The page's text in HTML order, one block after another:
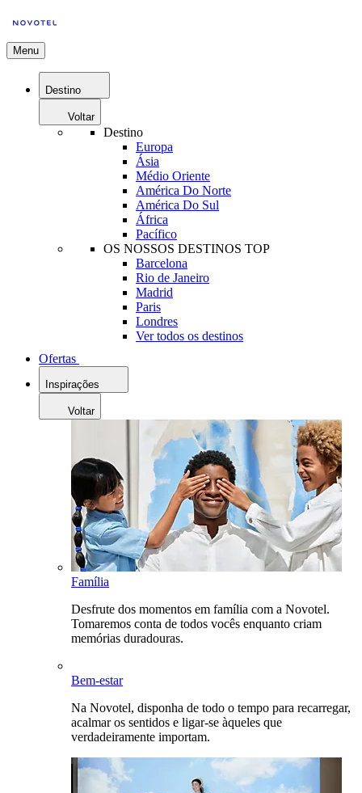
Menu
Destino
Voltar
Destino
Europa
Ásia
Médio Oriente
América Do Norte
América Do Sul
África
Pacífico
OS NOSSOS DESTINOS TOP
Barcelona
Rio de Janeiro
Madrid
Paris
Londres
Ver todos os destinos
Ofertas
Inspirações
Voltar
Família
Desfrute dos momentos em família com a Novotel.
Tomaremos conta de todos vocês enquanto criam
memórias duradouras.
Bem-estar
Na Novotel, disponha de todo o tempo para recarregar,
acalmar os sentidos e ligar-se àqueles que
verdadeiramente importam.